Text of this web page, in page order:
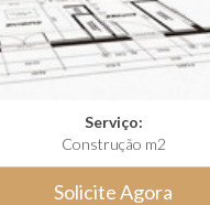
Serviço:
Construção m2
Solicite Agora